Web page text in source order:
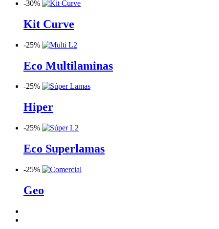
-30%
Kit Curve
-25%
Eco Multilaminas
-25%
Hiper
-25%
Eco Superlamas
-25%
Geo